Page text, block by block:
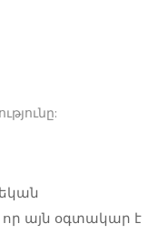
որ այն օգտակար է